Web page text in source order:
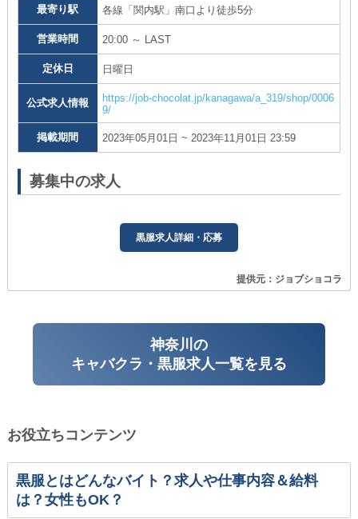
最寄り駅 各線「関内駅」南口より徒歩5分
営業時間 20:00 ～ LAST
定休日 日曜日
公式求人情報
https://job-chocolat.jp/kanagawa/a_319/shop/0006
9/
掲載期間 2023年05月01日 ~ 2023年11月01日 23:59
募集中の求人
黒服求人詳細・応募
提供元：ジョブショコラ
神奈川の
キャバクラ・黒服求人一覧を見る
お役立ちコンテンツ
黒服とはどんなバイト？求人や仕事内容＆給料
は？女性もOK？